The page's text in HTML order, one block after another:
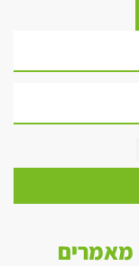
מאמרים